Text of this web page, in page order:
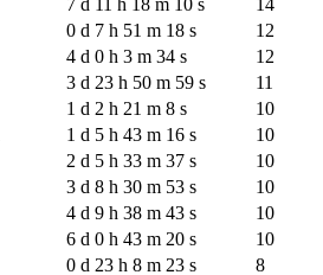
0 d 7 h 51 m 18 s
12
4 d 0 h 3 m 34 s
12
3 d 23 h 50 m 59 s
11
1 d 2 h 21 m 8 s
10
1 d 5 h 43 m 16 s
10
2 d 5 h 33 m 37 s
10
3 d 8 h 30 m 53 s
10
4 d 9 h 38 m 43 s
10
6 d 0 h 43 m 20 s
10
0 d 23 h 8 m 23 s 8